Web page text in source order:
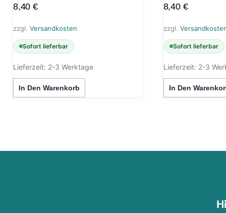
8,40€
zzgl. Versandkosten
Sofort lieferbar
Lieferzeit: 2-3 Werktage
In Den Warenkorb
8,40 €
zzgl.
Sofort lieferbar
Lieferzeit: 2-3
In Den